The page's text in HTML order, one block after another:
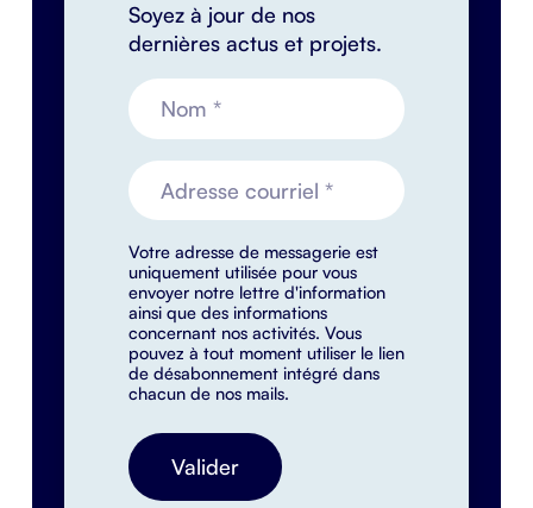
Soyez à jour de nos
dernières actus et projets.
Votre adresse de messagerie est
uniquement utilisée pour vous
envoyer notre lettre d'information
ainsi que des informations
concernant nos activités. Vous
pouvez à tout moment utiliser le lien
de désabonnement intégré dans
chacun de nos mails.